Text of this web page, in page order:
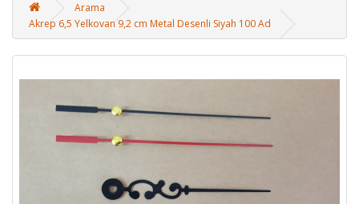
Arama
Akrep 6,5 Yelkovan 9,2 cm Metal Desenli Siyah 100 Ad